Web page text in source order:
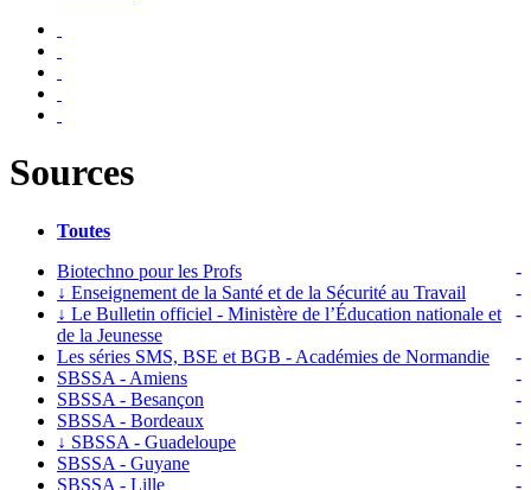
Sources
Toutes
-
Biotechno pour les Profs
-
↓ Enseignement de la Santé et de la Sécurité au Travail
-
↓ Le Bulletin officiel - Ministère de l’Éducation nationale et
de la Jeunesse
-
Les séries SMS, BSE et BGB - Académies de Normandie
-
SBSSA - Amiens
-
SBSSA - Besançon
-
SBSSA - Bordeaux
-
↓ SBSSA - Guadeloupe
-
SBSSA - Guyane
-
SBSSA - Lille